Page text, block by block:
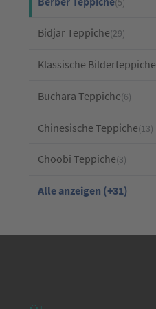
Bidjar Teppiche(29)
Klassische Bilderteppiche
Buchara Teppiche(6)
Chinesische Teppiche(13)
Choobi Teppiche(3)
Alle anzeigen (+31)